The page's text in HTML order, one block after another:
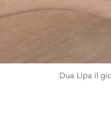
Dua Lipa il